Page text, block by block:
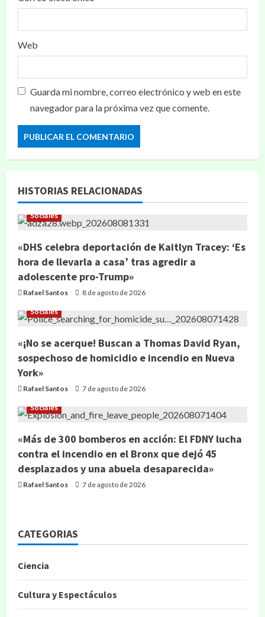
Web
Guarda mi nombre, correo electrónico y web en este
navegador para la próxima vez que comente.
HISTORIAS RELACIONADAS
Sociales
«DHS celebra deportación de Kaitlyn Tracey: ‘Es
hora de llevarla a casa’ tras agredir a
adolescente pro-Trump»
Rafael Santos 8 de agosto de 2026
Sociales
«¡No se acerque! Buscan a Thomas David Ryan,
sospechoso de homicidio e incendio en Nueva
York»
Rafael Santos 7 de agosto de 2026
Sociales
«Más de 300 bomberos en acción: El FDNY lucha
contra el incendio en el Bronx que dejó 45
desplazados y una abuela desaparecida»
Rafael Santos 7 de agosto de 2026
CATEGORIAS
Ciencia
Cultura y Espectáculos